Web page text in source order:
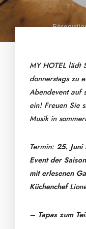
MY HOTEL lädt
donnerstags zu
Abendevent auf
ein! Freuen Sie
Musik in
Termin: 25.
Event der
mit erlesenen
Küchenchef
– Tapas zum